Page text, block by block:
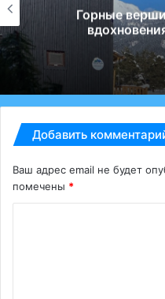
Горные
Добавить
Ваш адрес email не будет
помечены *